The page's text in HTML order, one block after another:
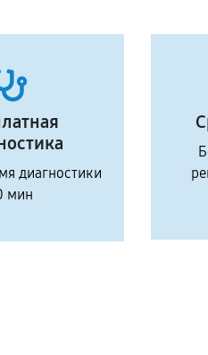
диагностики
мин